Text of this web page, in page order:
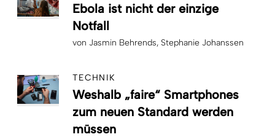
Ebola ist nicht der einzige
Notfall
von Jasmin Behrends Stephanie Johanssen
TECHNIK
Weshalb „faire“ Smartphones
zum neuen Standard werden
müssen